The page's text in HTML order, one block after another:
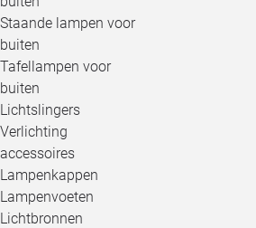
Staande lampen voor
buiten
Tafellampen voor
buiten
Lichtslingers
Verlichting
accessoires
Lampenkappen
Lampenvoeten
Lichtbronnen